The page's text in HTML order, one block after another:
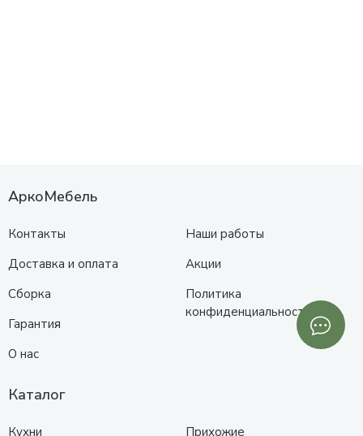
АркоМебель
Контакты
Доставка и оплата
Сборка
Гарантия
О нас
Наши работы
Акции
Политика
конфиденциальности
Каталог
Кухни
Прихожие